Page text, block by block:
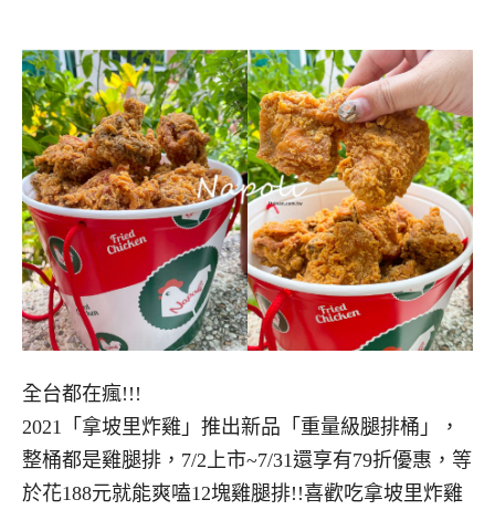
全台都在瘋!!!
2021「拿坡里炸雞」推出新品「重量級腿排桶」，
整桶都是雞腿排，7/2上市~7/31還享有79折優惠，等
於花188元就能爽嗑12塊雞腿排!!喜歡吃拿坡里炸雞